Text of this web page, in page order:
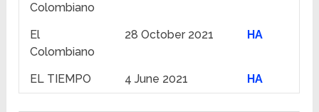
Colombiano
El
Colombiano
28 October 2021 HA
EL TIEMPO 4 June 2021 HA